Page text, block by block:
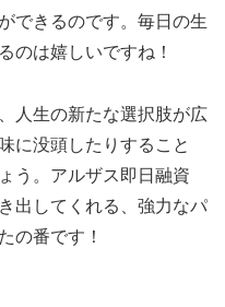
できるのです。毎日の生
のは嬉しいですね！
人生の新たな選択肢が広
に没頭したりすること
う。アルザス即日融資
出してくれる、強力なパ
の番です！